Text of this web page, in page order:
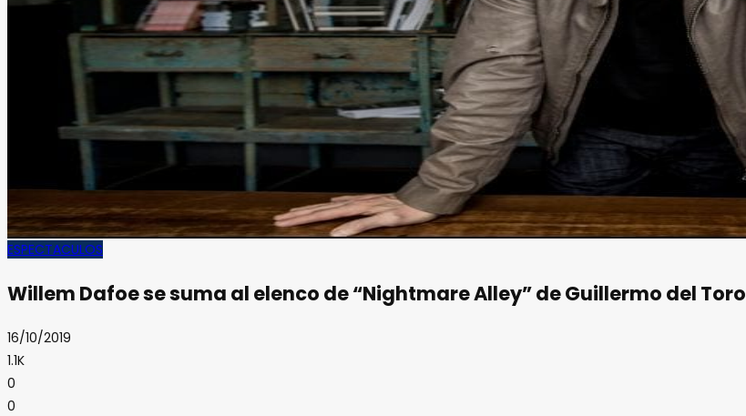
ESPECTACULOS
Willem Dafoe se suma al elenco de “Nightmare Alley” de Guillermo del Toro
16/10/2019
1.1K
0
0